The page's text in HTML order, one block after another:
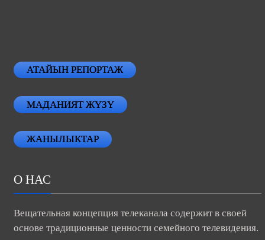
АТАЙЫН РЕПОРТАЖ
МАДАНИЯТ ЖҮЗҮ
ЖАНЫЛЫКТАР
О НАС
Вещательная концепция телеканала содержит в своей
основе традиционные ценности семейного телевидения.